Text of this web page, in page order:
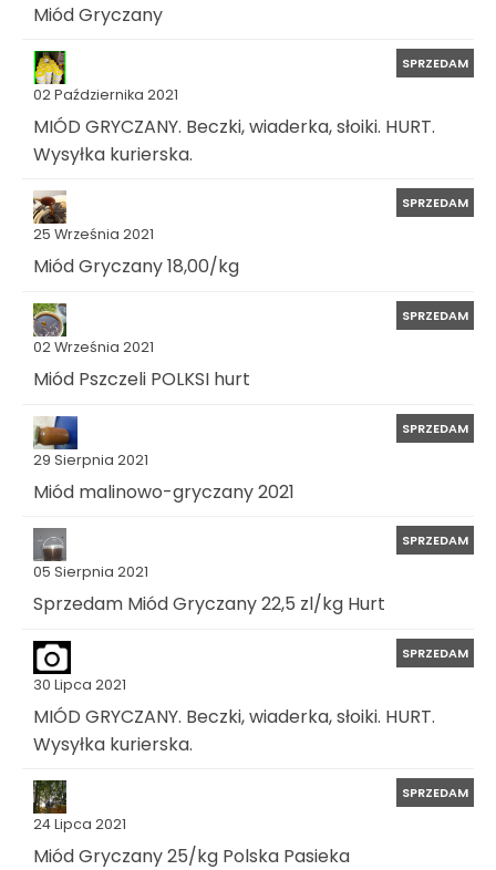
Miód Gryczany
02 Października 2021
SPRZEDAM
MIÓD GRYCZANY. Beczki, wiaderka, słoiki. HURT.
Wysyłka kurierska.
25 Września 2021
SPRZEDAM
Miód Gryczany 18,00/kg
02 Września 2021
SPRZEDAM
Miód Pszczeli POLKSI hurt
29 Sierpnia 2021
SPRZEDAM
Miód malinowo-gryczany 2021
05 Sierpnia 2021
SPRZEDAM
Sprzedam Miód Gryczany 22,5 zl/kg Hurt
30 Lipca 2021
SPRZEDAM
MIÓD GRYCZANY. Beczki, wiaderka, słoiki. HURT.
Wysyłka kurierska.
24 Lipca 2021
SPRZEDAM
Miód Gryczany 25/kg Polska Pasieka